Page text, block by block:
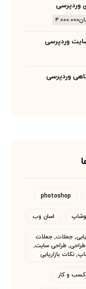
وردپرسی
۴.۰۰۰.۰۰۰
وردپرسی
وردپرسی
photoshop
اسان وب
اسان وب٬ اسمان٬ افتاب٬ انگیزشی٬ بازاریابی٬ جملات٬ جملات
انگیزشی٬ سان وب٬ سایت٬ سایت آسان٬ طراحی٬ طراحی سایت٬
کسب و کار